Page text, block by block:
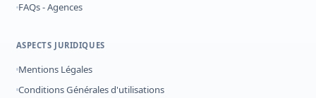
FAQs - Agences
ASPECTS JURIDIQUES
Mentions Légales
Conditions Générales d'utilisations